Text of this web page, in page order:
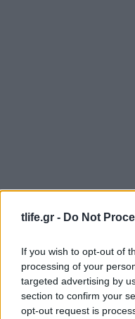
tlife.gr - Do Not
If you wish to opt-out of
processing of your
targeted advertising by
section to confirm your
opt-out request is